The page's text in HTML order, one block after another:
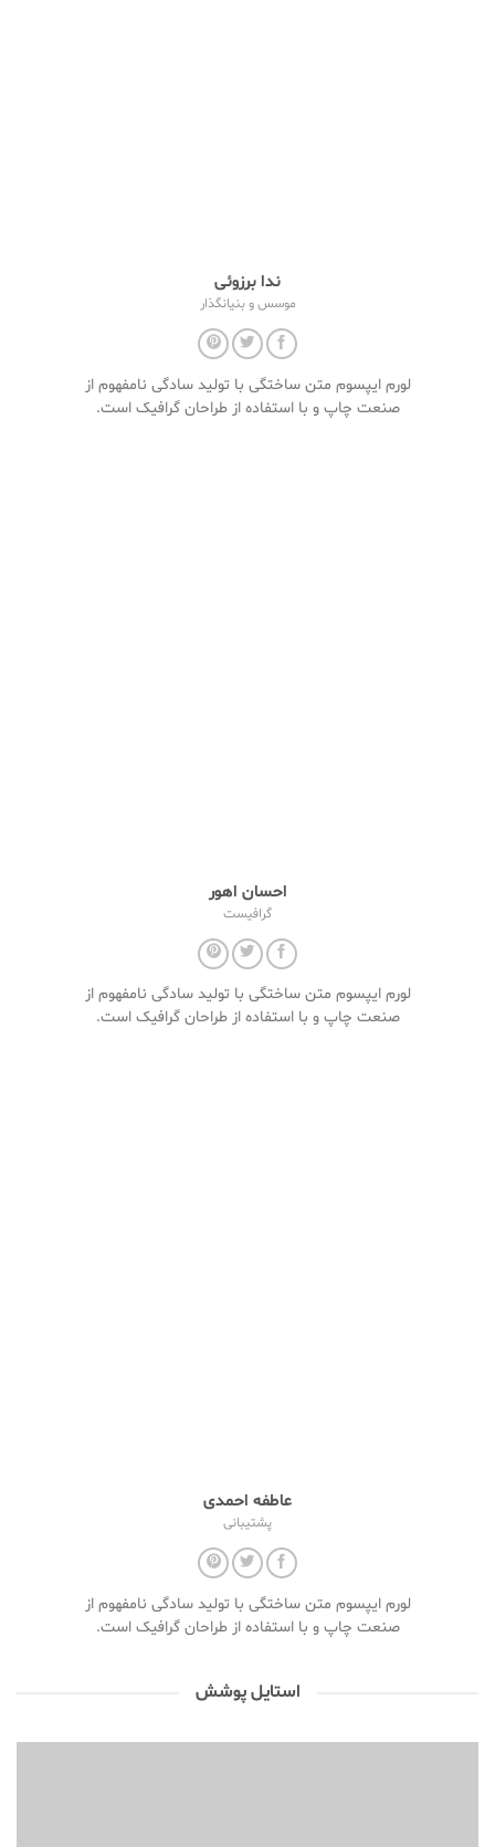
ندا برزوئی
موسس و بنیانگذار
لورم ایپسوم متن ساختگی با تولید سادگی نامفهوم از
صنعت چاپ و با استفاده از طراحان گرافیک است.
احسان اهور
گرافیست
لورم ایپسوم متن ساختگی با تولید سادگی نامفهوم از
صنعت چاپ و با استفاده از طراحان گرافیک است.
عاطفه احمدی
پشتیبانی
لورم ایپسوم متن ساختگی با تولید سادگی نامفهوم از
صنعت چاپ و با استفاده از طراحان گرافیک است.
استایل پوشش